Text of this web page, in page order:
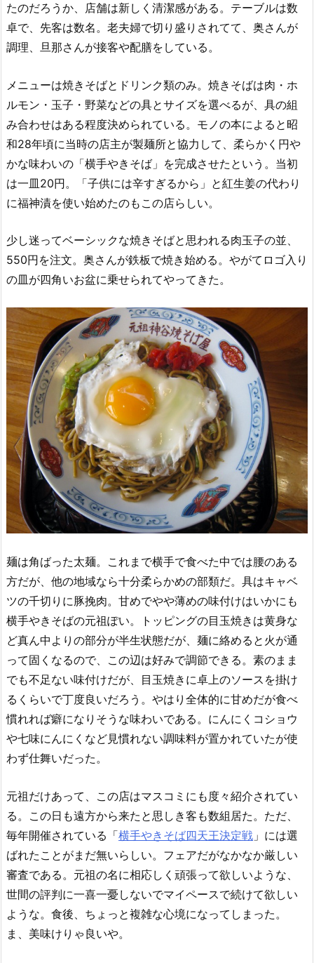
たのだろうか、店舗は新しく清潔感がある。テーブルは数
卓で、先客は数名。老夫婦で切り盛りされてて、奥さんが
調理、旦那さんが接客や配膳をしている。
メニューは焼きそばとドリンク類のみ。焼きそばは肉・ホ
ルモン・玉子・野菜などの具とサイズを選べるが、具の組
み合わせはある程度決められている。モノの本によると昭
和28年頃に当時の店主が製麺所と協力して、柔らかく円や
かな味わいの「横手やきそば」を完成させたという。当初
は一皿20円。「子供には辛すぎるから」と紅生姜の代わり
に福神漬を使い始めたのもこの店らしい。
少し迷ってベーシックな焼きそばと思われる肉玉子の並、
550円を注文。奥さんが鉄板で焼き始める。やがてロゴ入り
の皿が四角いお盆に乗せられてやってきた。
麺は角ばった太麺。これまで横手で食べた中では腰のある
方だが、他の地域なら十分柔らかめの部類だ。具はキャベ
ツの千切りに豚挽肉。甘めでやや薄めの味付けはいかにも
横手やきそばの元祖ぽい。トッピングの目玉焼きは黄身な
ど真ん中よりの部分が半生状態だが、麺に絡めると火が通
って固くなるので、この辺は好みで調節できる。素のまま
でも不足ない味付けだが、目玉焼きに卓上のソースを掛け
るくらいで丁度良いだろう。やはり全体的に甘めだが食べ
慣れれば癖になりそうな味わいである。にんにくコショウ
や七味にんにくなど見慣れない調味料が置かれていたが使
わず仕舞いだった。
元祖だけあって、この店はマスコミにも度々紹介されてい
る。この日も遠方から来たと思しき客も数組居た。ただ、
毎年開催されている「横手やきそば四天王決定戦 」には選
ばれたことがまだ無いらしい。フェアだがなかなか厳しい
審査である。元祖の名に相応しく頑張って欲しいような、
世間の評判に一喜一憂しないでマイペースで続けて欲しい
ような。食後、ちょっと複雑な心境になってしまった。
ま、美味けりゃ良いや。